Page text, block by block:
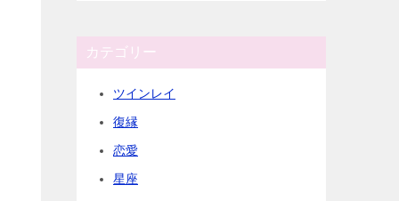
カテゴリー
ツインレイ
復縁
恋愛
星座